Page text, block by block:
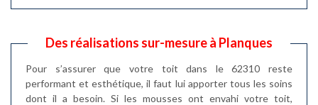
Des réalisations sur-mesure à Planques
Pour s’assurer que votre toit dans le 62310 reste
performant et esthétique, il faut lui apporter tous les soins
dont il a besoin. Si les mousses ont envahi votre toit,